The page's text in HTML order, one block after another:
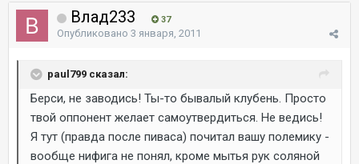
Влад233 37
Опубликовано 3 января, 2011
paul799 сказал:
Берси, не заводись! Ты-то бывалый клубень. Просто
твой оппонент желает самоутвердиться. Не ведись!
Я тут (правда после пиваса) почитал вашу полемику -
вообще нифига не понял, кроме мытья рук соляной